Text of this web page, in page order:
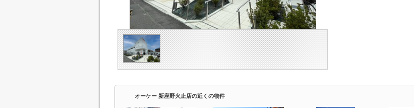
オーケー 新座野火止店の近くの物件